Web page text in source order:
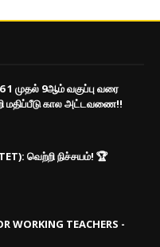
1 முதல் 9ஆம் வகுப்பு வரை
மதிப்பீடு கால அட்டவணை!!
வெற்றி நிச்சயம்! 🏆
WORKING TEACHERS -